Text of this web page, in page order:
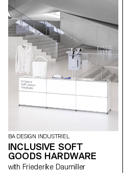
BA DESIGN INDUSTRIEL
INCLUSIVE SOFT
GOODS HARDWARE
with Friederike Daumiller